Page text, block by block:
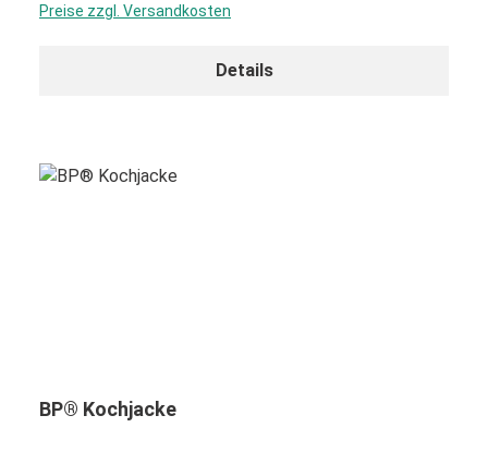
Preise zzgl. Versandkosten
Details
BP® Kochjacke